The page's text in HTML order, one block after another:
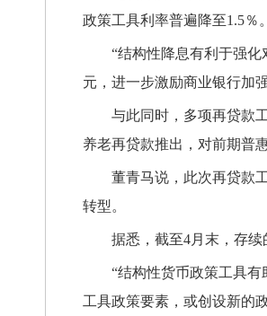
政策工具利率普遍降至1.5％。
“结构性降息有利于强
元，进一步激励商业银行加
与此同时，多项再贷款
养老再贷款推出，对前期普
董青马说，此次再贷款
转型。
据悉，截至4月末，存
“结构性货币政策工具
工具政策要素，或创设新的